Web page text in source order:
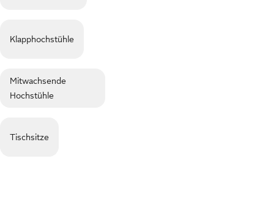
Klapphochstühle
Mitwachsende
Hochstühle
Tischsitze